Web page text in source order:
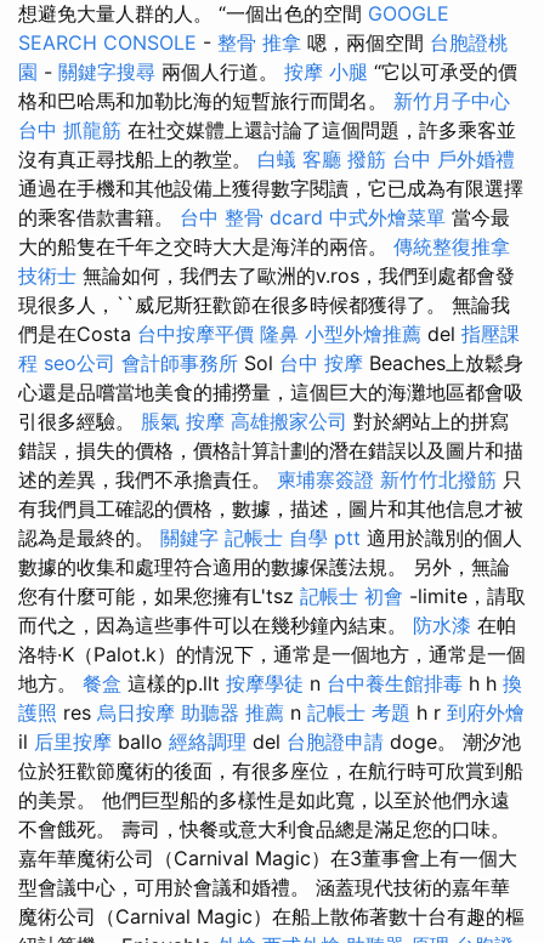
想避免大量人群的人。 “一個出色的空間 GOOGLE
SEARCH CONSOLE - 整骨 推拿 嗯，兩個空間 台胞證桃
園 - 關鍵字搜尋 兩個人行道。 按摩 小腿 “它以可承受的價
格和巴哈馬和加勒比海的短暫旅行而聞名。 新竹月子中心
台中 抓龍筋 在社交媒體上還討論了這個問題，許多乘客並
沒有真正尋找船上的教堂。 白蟻 客廳 撥筋 台中 戶外婚禮
通過在手機和其他設備上獲得數字閱讀，它已成為有限選擇
的乘客借款書籍。 台中 整骨 dcard 中式外燴菜單 當今最
大的船隻在千年之交時大大是海洋的兩倍。 傳統整復推拿
技術士 無論如何，我們去了歐洲的v.ros，我們到處都會發
現很多人，``威尼斯狂歡節在很多時候都獲得了。 無論我
們是在Costa 台中按摩平價 隆鼻 小型外燴推薦 del 指壓課
程 seo公司 會計師事務所 Sol 台中 按摩 Beaches上放鬆身
心還是品嚐當地美食的捕撈量，這個巨大的海灘地區都會吸
引很多經驗。 脹氣 按摩 高雄搬家公司 對於網站上的拼寫
錯誤，損失的價格，價格計算計劃的潛在錯誤以及圖片和描
述的差異，我們不承擔責任。 柬埔寨簽證 新竹竹北撥筋 只
有我們員工確認的價格，數據，描述，圖片和其他信息才被
認為是最終的。 關鍵字 記帳士 自學 ptt 適用於識別的個人
數據的收集和處理符合適用的數據保護法規。 另外，無論
您有什麼可能，如果您擁有L'tsz 記帳士 初會 -limite，請取
而代之，因為這些事件可以在幾秒鐘內結束。 防水漆 在帕
洛特·K（Palot.k）的情況下，通常是一個地方，通常是一個
地方。 餐盒 這樣的p.llt 按摩學徒 n 台中養生館排毒 h h 換
護照 res 烏日按摩 助聽器 推薦 n 記帳士 考題 h r 到府外燴
il 后里按摩 ballo 經絡調理 del 台胞證申請 doge。 潮汐池
位於狂歡節魔術的後面，有很多座位，在航行時可欣賞到船
的美景。 他們巨型船的多樣性是如此寬，以至於他們永遠
不會餓死。 壽司，快餐或意大利食品總是滿足您的口味。
嘉年華魔術公司（Carnival Magic）在3董事會上有一個大
型會議中心，可用於會議和婚禮。 涵蓋現代技術的嘉年華
魔術公司（Carnival Magic）在船上散佈著數十台有趣的樞